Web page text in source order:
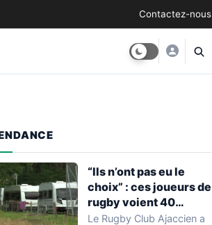
Contactez-nous
“Ils n’ont pas eu le
choix” : ces joueurs de
rugby voient 40
caravanes de gens du
Le Rugby Club Ajaccien a